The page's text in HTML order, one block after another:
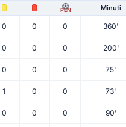
PEN Minuti
0 0 0 360'
0 0 0
200'
0 0 0 75'
1 0 0 73'
0 0 0 90'